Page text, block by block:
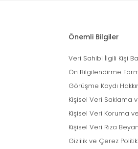
Önemli Bilgiler
Veri Sahibi İlgili Kişi
Ön Bilgilendirme
Görüşme Kaydı
Kişisel Veri Saklama
Kişisel Veri Koruma
Kişisel Veri Rıza
Gizlilik ve Çerez